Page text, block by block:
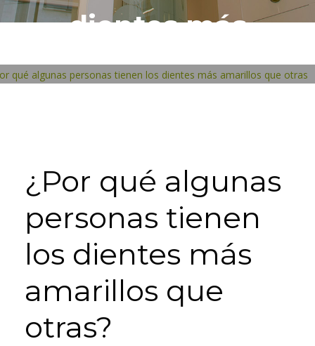
dientes más
amarillos que
¿Por qué algunas
personas tienen
los dientes más
amarillos que
otras?